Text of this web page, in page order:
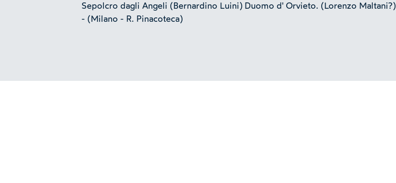
Sepolcro dagli Angeli (Bernardino Luini)
- (Milano - R. Pinacoteca)
Duomo d' Orvieto. (Lorenzo Maltani?)